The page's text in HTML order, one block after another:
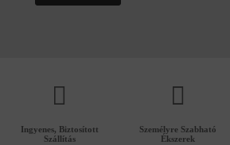
Ingyenes, Biztosított
Szállítás
Személyre Szabható
Ékszerek